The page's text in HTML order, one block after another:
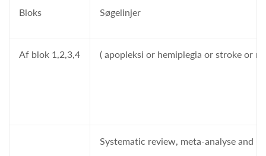
Bloks Søgelinjer
Af blok 1,2,3,4 ( apopleksi or hemiplegia or stroke or
Systematic review, meta-analyse and